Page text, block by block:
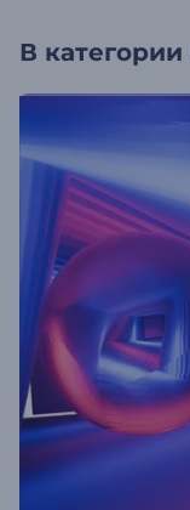
В категории